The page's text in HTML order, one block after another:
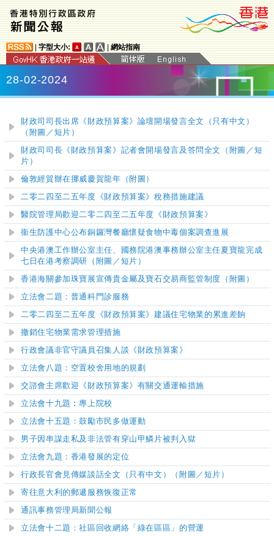
字型大小: 網站指南
28-02-2024
財政司司長出席《財政預算案》論壇開場發言全文（只有中文）
（附圖／短片）
財政司司長《財政預算案》記者會開場發言及答問全文（附圖／短
片）
倫敦經貿辦在挪威慶賀龍年（附圖）
二零二四至二五年度《財政預算案》稅務措施建議
醫院管理局歡迎​二零二四至二五年度 《財政預算案》
衞生防護中心公布銅鑼灣餐廳懷疑食物中毒個案調查進展
中央港澳工作辦公室主任、國務院港澳事務辦公室主任夏寶龍完成
七日在港考察調研（附圖／短片）
香港海關參加珠寶展宣傳貴金屬及寶石交易商監管制度（附圖）
立法會二題：普通科門診服務
​二零二四至二五年度《財政預算案》建議住宅物業的累進差餉
撤銷住宅物業需求管理措施
行政會議非官守議員召集人談《財政預算案》
立法會八題：空置校舍用地的規劃
交諮會主席歡迎《財政預算案》有關交通運輸措施
立法會十九題︰專上院校
立法會十五題：鼓勵市民多做運動
男子因串謀走私及非法管有穿山甲鱗片被判入獄
立法會九題：香港發展的定位
​行政長官會見傳媒談話全文（只有中文） （附圖／短片）
寄往意大利的郵遞服務恢復正常
通訊事務管理局新聞公報
立法會十二題：社區回收網絡「綠在區區」的營運